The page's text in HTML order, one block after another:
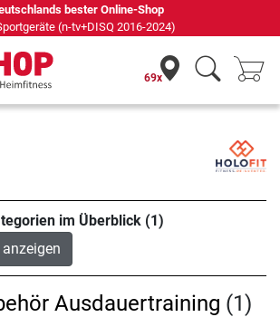
bester Online-Shop
(n-tv+DISQ 2016-2024)
69x
im Überblick (1)
Ausdauertraining (1)